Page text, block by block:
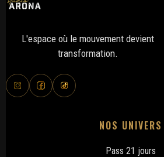
L'espace où le mouvement devient
transformation.
NOS UNIVERS
Pass 21 jours